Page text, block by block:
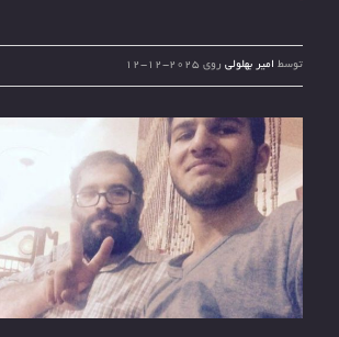
توسط امیر بهلولی روی 2025-12-12